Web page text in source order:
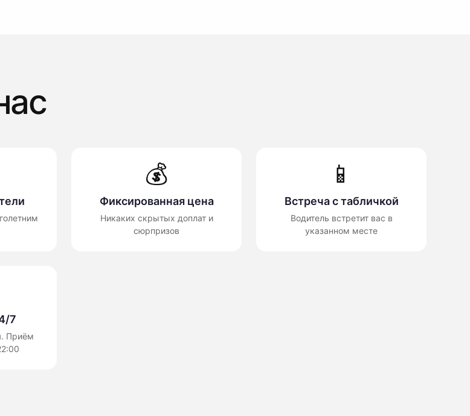
💰
Фиксированная цена
Никаких скрытых доплат и
сюрпризов
📱
Встреча с табличкой
Водитель встретит вас в
указанном месте
7
Приём